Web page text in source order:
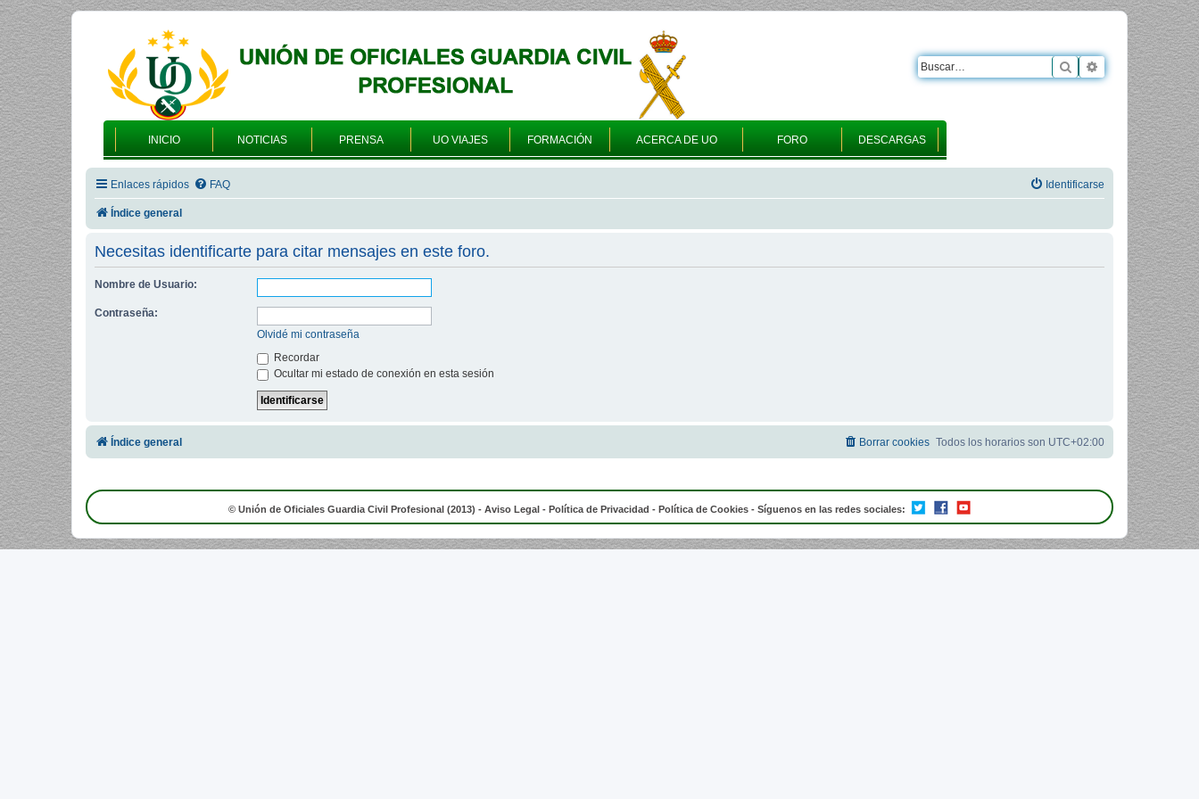
INICIO NOTICIAS PRENSA UO VIAJES FORMACIÓN ACERCA DE UO FORO DESCARGAS
Buscar Búsqueda
Enlaces rápidos FAQ Identificarse
Índice general
Necesitas identificarte para citar mensajes en este foro.
Nombre de Usuario:
Contraseña:
Olvidé mi contraseña
Recordar
Ocultar mi estado de conexión en esta sesión
Índice general Todos los horarios son UTC+02:00
Borrar cookies
© Unión de Oficiales Guardia Civil Profesional (2013) - Aviso Legal - Política de Privacidad - Política de Cookies - Síguenos en las redes sociales: